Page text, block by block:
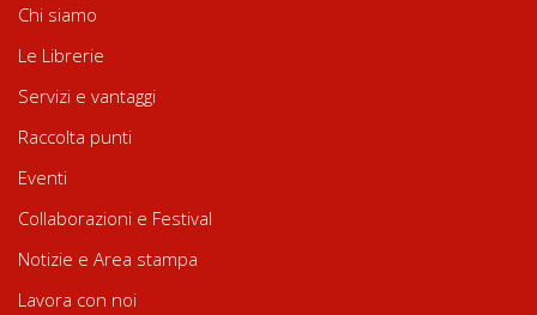
Chi siamo
Le Librerie
Servizi e vantaggi
Raccolta punti
Eventi
Collaborazioni e Festival
Notizie e Area stampa
Lavora con noi